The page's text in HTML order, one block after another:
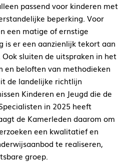
passend voor kinderen met
beperking. Voor
een matige of ernstige
is er een aanzienlijk tekort aan
sluiten de uitspraken in het
en beloften van methodieken
de landelijke richtlijn
Kinderen en Jeugd die de
in 2025 heeft
de Kamerleden daarom om
een kwalitatief en
te realiseren,
groep.